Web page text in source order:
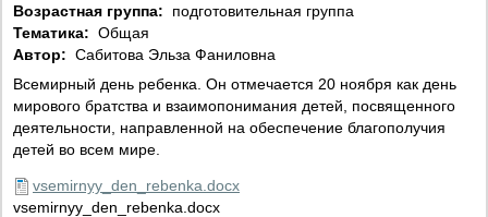
Возрастная группа:
подготовительная группа
Тематика: Общая
Автор: Сабитова Эльза Фаниловна
Всемирный день ребенка. Он отмечается 20 ноября как день
мирового братства и взаимопонимания детей, посвященного
деятельности, направленной на обеспечение благополучия
детей во всем мире.
vsemirnyy_den_rebenka.docx
vsemirnyy_den_rebenka.docx